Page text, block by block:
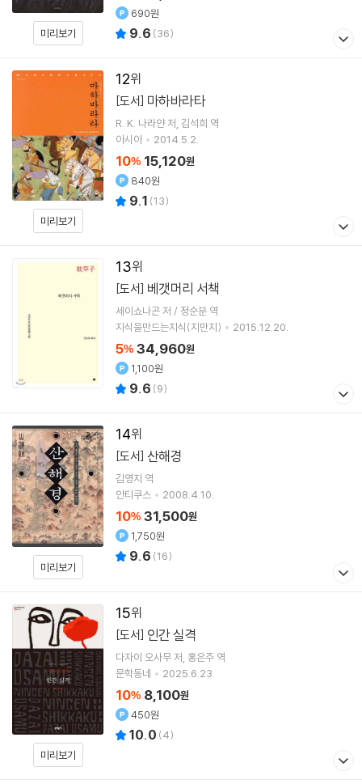
미리보기
690원
9.6 (36)
12
미리보기
[도서] 마하바라타
R. K. 나라얀저 김석희 역
아시아
2014.5.2.
10% 15,120원
840원
9.1 (13)
13
[도서] 베갯머리 서책
세이쇼나곤 저 / 정순분 역
지식을만드는지식(지만지)
2015.12.20.
5% 34,960원
1,100원
9.6 (9)
14
미리보기
[도서] 산해경
김영지 역
안티쿠스
2008.4.10.
10% 31,500원
1,750원
9.6 (16)
15
미리보기
[도서] 인간 실격
다자이 오사무저 홍은주 역
문학동네
2025.6.23.
10% 8,100원
450원
10.0 (4)